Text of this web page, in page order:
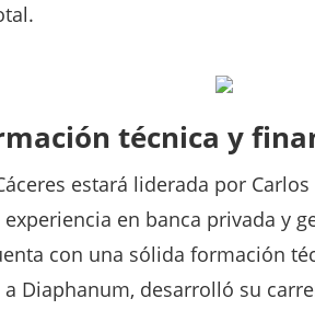
técnica y
estará liderada por
experiencia en banca privada y
con una sólida formación
Diaphanum, desarrolló su